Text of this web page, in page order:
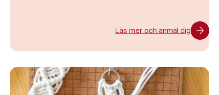
Läs mer och anmäl dig